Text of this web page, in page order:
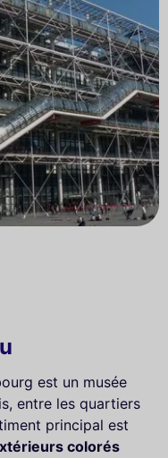
est un musée
entre les quartiers
principal est
colorés